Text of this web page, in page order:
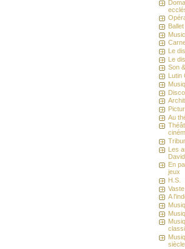
Le
Le
Son
Lutin
Au
Les
David
En
jeux
H.S.
A
siècle